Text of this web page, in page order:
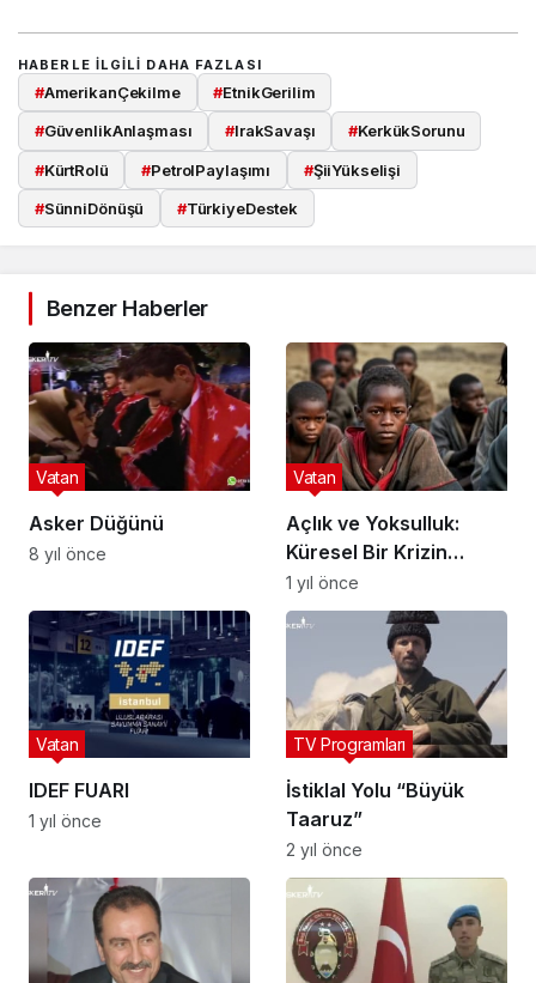
HABERLE ILGILI DAHA FAZLASI
#AmerikanÇekilme #EtnikGerilim
#GüvenlikAnlaşması #IrakSavaşı #KerkükSorunu
#KürtRolü #PetrolPaylaşımı #ŞiiYükselişi
#SünniDönüşü #TürkiyeDestek
Benzer Haberler
Asker Düğünü
Vatan
8 yıl önce
Açlık ve Yoksulluk:
Küresel Bir Krizin
Kırmızı Hatları
Vatan
1 yıl önce
IDEF FUARI
Vatan
1 yıl önce
İstiklal Yolu “Büyük
Taaruz”
TV Programları
2 yıl önce